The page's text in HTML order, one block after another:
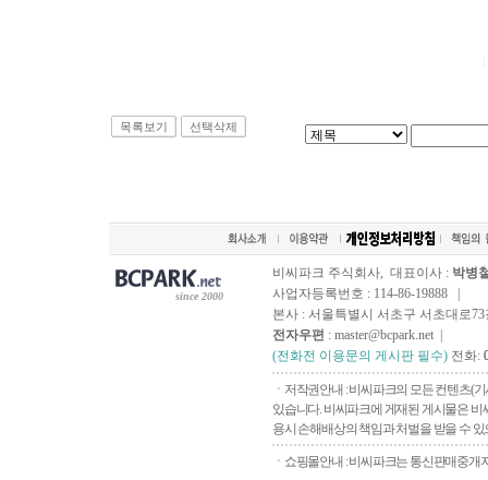
목록보기 선택삭제
since 2000
비씨파크 주식회사, 대표이사 : 박병
사업자등록번호 : 114-86-19888 |
본사 : 서울특별시 서초구 서초대로73
전자우편 : master@bcpark.net |
(전화전 이용문의 게시판 필수) 전화:
ㆍ저작권안내 : 비씨파크의 모든 컨텐츠(
있습니다. 비씨파크에 게재된 게시물은
용시 손해배상의 책임과 처벌을 받을 수
ㆍ쇼핑몰안내 : 비씨파크는 통신판매중개